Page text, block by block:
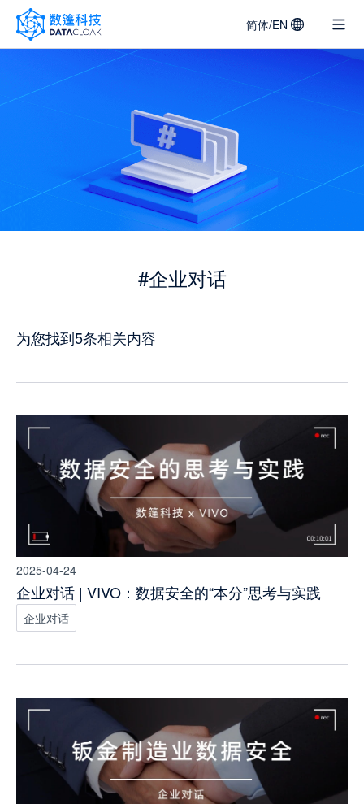
DATACLOAK
LOGO
简体/EN
#企业对话
为您找到5条相关内容
2025-04-24
企业对话 | VIVO：数据安全的“本分”思考与实践
企业对话